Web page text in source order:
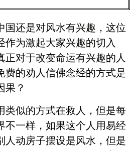
国还是对风水有兴趣，这位
作为激起大家兴趣的切入
正对于改变命运有兴趣的人
费的劝人信佛念经的方式是
果？
类似的方式在救人，但是每
不一样，如果这个人用易经
人动房子摆设是风水，但是